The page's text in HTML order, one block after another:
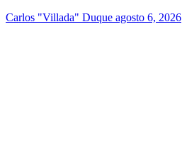
Carlos "Villada" Duque agosto 6, 2026